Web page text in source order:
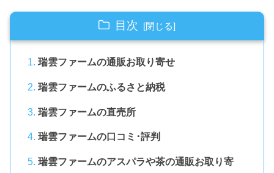
目次
瑞雲ファームの通販お取り寄せ
瑞雲ファームのふるさと納税
瑞雲ファームの直売所
瑞雲ファームの口コミ･評判
瑞雲ファームのアスパラや茶の通販お取り寄